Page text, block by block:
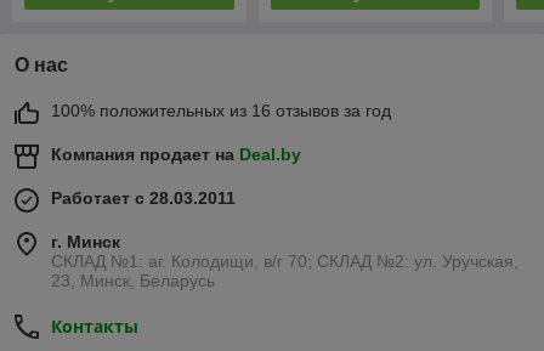
О нас
100% положительных из 16 отзывов за год
Компания продает на Deal.by
Работает с 28.03.2011
г. Минск
СКЛАД №1: аг. Колодищи, в/г 70; СКЛАД №2: ул. Уручская,
23, Минск, Беларусь
Контакты